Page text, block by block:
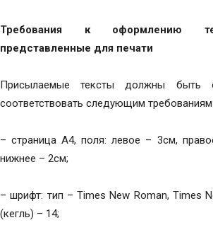
Требования к оформлению
представленные для печати
Присылаемые тексты должны быть
соответствовать следующим требованиям:
– страница А4, поля: левое – 3см,
нижнее – 2см;
– шрифт: тип – Times New Roman, Times
(кегль) – 14;